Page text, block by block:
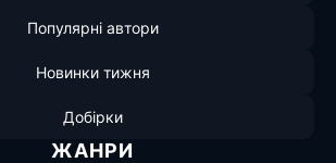
Популярні автори
Новинки тижня
Добірки
ЖАНРИ